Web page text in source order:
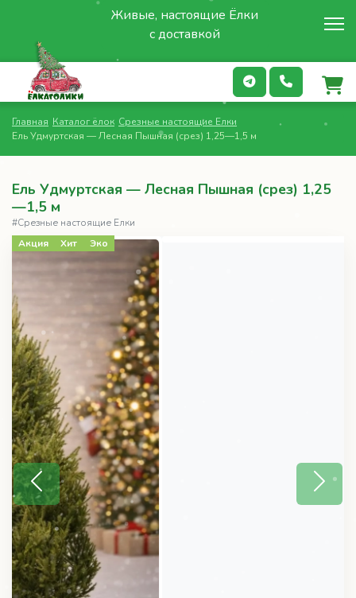
Живые, настоящие Ёлки
с доставкой
Главная Каталог ёлок Срезные настоящие Елки
Ель Удмуртская — Лесная Пышная (срез) 1,25—1,5 м
Ель Удмуртская — Лесная Пышная (срез) 1,25
—1,5 м
#Срезные настоящие Елки
Акция
Хит Эко